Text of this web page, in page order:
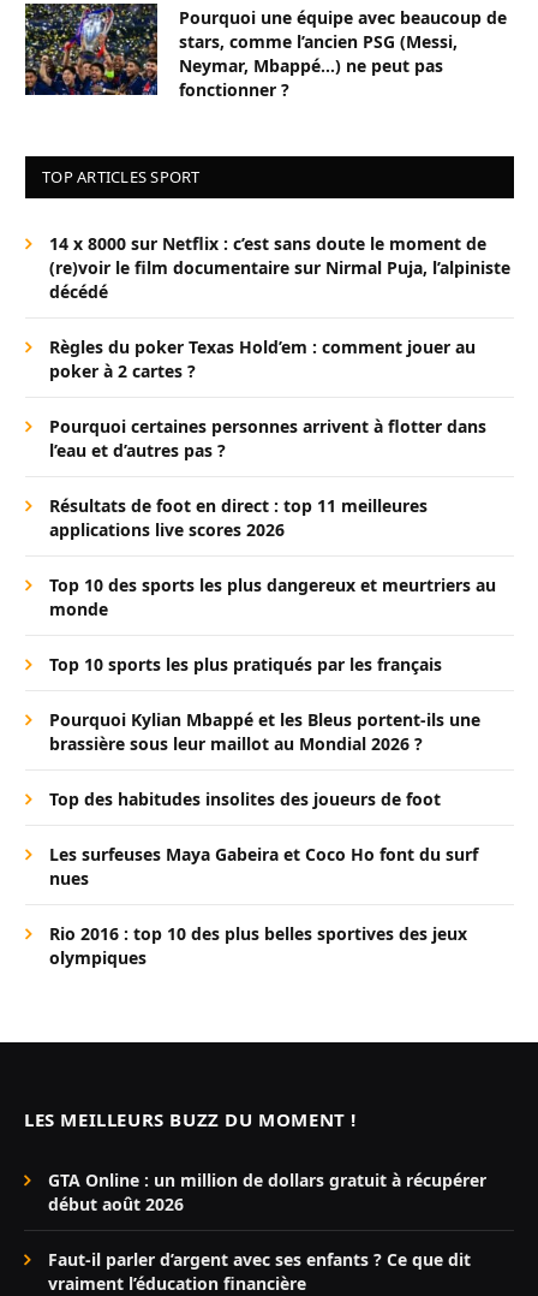
Pourquoi une équipe avec beaucoup de
stars, comme l’ancien PSG (Messi,
Neymar, Mbappé…) ne peut pas
fonctionner ?
TOP ARTICLES SPORT
14 x 8000 sur Netflix : c’est sans doute le moment de
(re)voir le film documentaire sur Nirmal Puja, l’alpiniste
décédé
Règles du poker Texas Hold’em : comment jouer au
poker à 2 cartes ?
Pourquoi certaines personnes arrivent à flotter dans
l’eau et d’autres pas ?
Résultats de foot en direct : top 11 meilleures
applications live scores 2026
Top 10 des sports les plus dangereux et meurtriers au
monde
Top 10 sports les plus pratiqués par les français
Pourquoi Kylian Mbappé et les Bleus portent-ils une
brassière sous leur maillot au Mondial 2026 ?
Top des habitudes insolites des joueurs de foot
Les surfeuses Maya Gabeira et Coco Ho font du surf
nues
Rio 2016 : top 10 des plus belles sportives des jeux
olympiques
LES MEILLEURS BUZZ DU MOMENT !
GTA Online : un million de dollars gratuit à récupérer
début août 2026
Faut-il parler d’argent avec ses enfants ? Ce que dit
vraiment l’éducation financière